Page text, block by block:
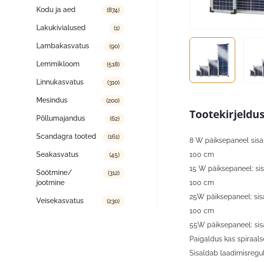
Kodu ja aed (874)
Lakukivialused (1)
Lambakasvatus (90)
Lemmikloom (518)
Linnukasvatus (310)
Mesindus (200)
Põllumajandus (62)
Scandagra tooted (161)
Seakasvatus (45)
Söötmine/
jootmine
(312)
Veisekasvatus (230)
Tootekirjeldus
8 W päiksepaneel
100 cm
15 W päiksepaneel:
100 cm
25W päiksepaneel:
100 cm
55W päiksepaneel:
Paigaldus kas
Sisaldab